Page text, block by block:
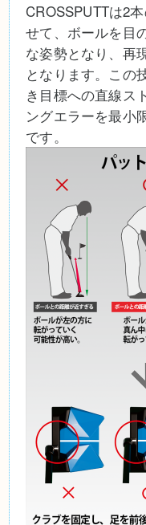
CROSSPUTTは2
せて、ボールを目
な姿勢となり、再
となります。この
き目標への直線ス
ングエラーを最小
です。